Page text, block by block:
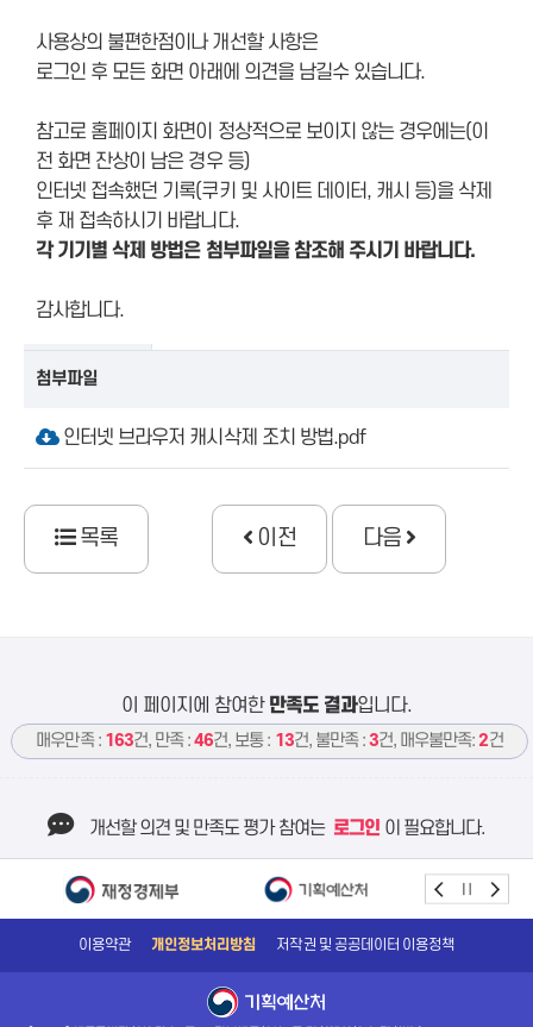
사용상의 불편한점이나 개선할 사항은
로그인 후 모든 화면 아래에 의견을 남길수 있습니다.
참고로 홈페이지 화면이 정상적으로 보이지 않는 경우에는(이
전 화면 잔상이 남은 경우 등)
인터넷 접속했던 기록(쿠키 및 사이트 데이터, 캐시 등)을 삭제
후 재 접속하시기 바랍니다.
각 기기별 삭제 방법은 첨부파일을 참조해 주시기 바랍니다.
감사합니다.
첨부파일
인터넷 브라우저 캐시삭제 조치 방법.pdf
목록 이전 다음
이 페이지에 참여한 만족도 결과입니다.
매우만족 : 163건, 만족 :46건, 보통 : 13건, 불만족 :3건, 매우불만족:2건
개선할 의견 및 만족도 평가 참여는 로그인 이 필요합니다.
이용약관 개인정보처리방침 저작권 및 공공데이터 이용정책